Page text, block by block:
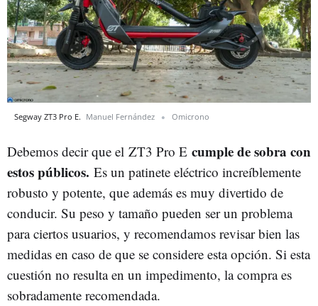
Segway ZT3 Pro E. Manuel Fernández Omicrono
Debemos decir que el ZT3 Pro E cumple de sobra con
estos públicos. Es un patinete eléctrico increíblemente
robusto y potente, que además es muy divertido de
conducir. Su peso y tamaño pueden ser un problema
para ciertos usuarios, y recomendamos revisar bien las
medidas en caso de que se considere esta opción. Si esta
cuestión no resulta en un impedimento, la compra es
sobradamente recomendada.